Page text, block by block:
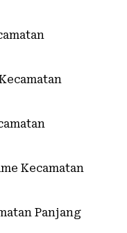
Kecamatan
Panjang